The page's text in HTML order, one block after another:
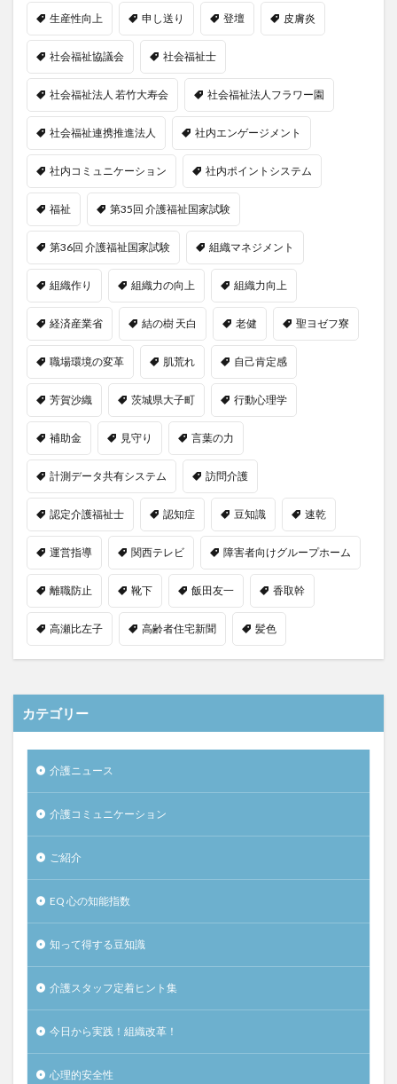
生産性向上 申し送り 登壇 皮膚炎
社会福祉協議会 社会福祉士
社会福祉法人 若竹大寿会 社会福祉法人フラワー園
社会福祉連携推進法人 社内エンゲージメント
社内コミュニケーション 社内ポイントシステム
福祉 第35回 介護福祉国家試験
第36回 介護福祉国家試験 組織マネジメント
組織作り 組織力の向上 組織力向上
経済産業省 結の樹 天白 老健 聖ヨゼフ寮
職場環境の変革 肌荒れ 自己肯定感
芳賀沙織 茨城県大子町 行動心理学
補助金 見守り 言葉の力
計測データ共有システム 訪問介護
認定介護福祉士 認知症 豆知識 速乾
運営指導 関西テレビ 障害者向けグループホーム
離職防止 靴下 飯田友一 香取幹
高瀬比左子 高齢者住宅新聞 髪色
カテゴリー
介護ニュース
介護コミュニケーション
ご紹介
EQ 心の知能指数
知って得する豆知識
介護スタッフ定着ヒント集
今日から実践！組織改革！
心理的安全性